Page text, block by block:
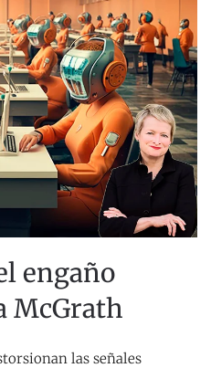
engaño
McGrath
las señales